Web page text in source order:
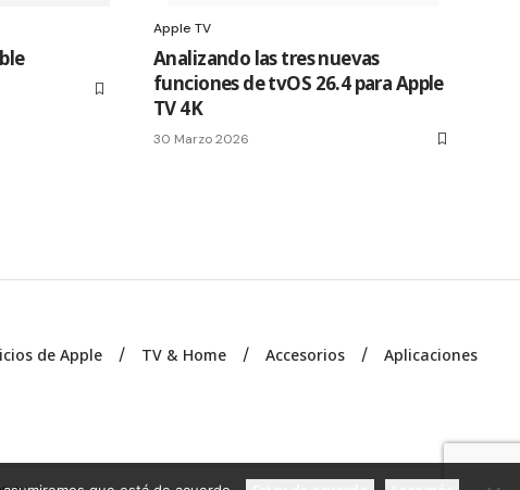
Apple TV
Analizando las tres nuevas
funciones de tvOS 26.4 para Apple
TV 4K
30 Marzo 2026
de Apple TV & Home Accesorios
Aplicaciones